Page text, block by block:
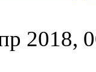
2018,